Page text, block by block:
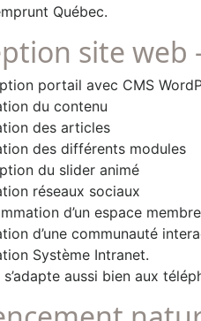
Québec.
site web
portail avec CMS
du contenu
des articles
des différents modules
du slider animé
réseaux sociaux
d’un espace
d’une communauté
Système Intranet.
s’adapte aussi bien aux